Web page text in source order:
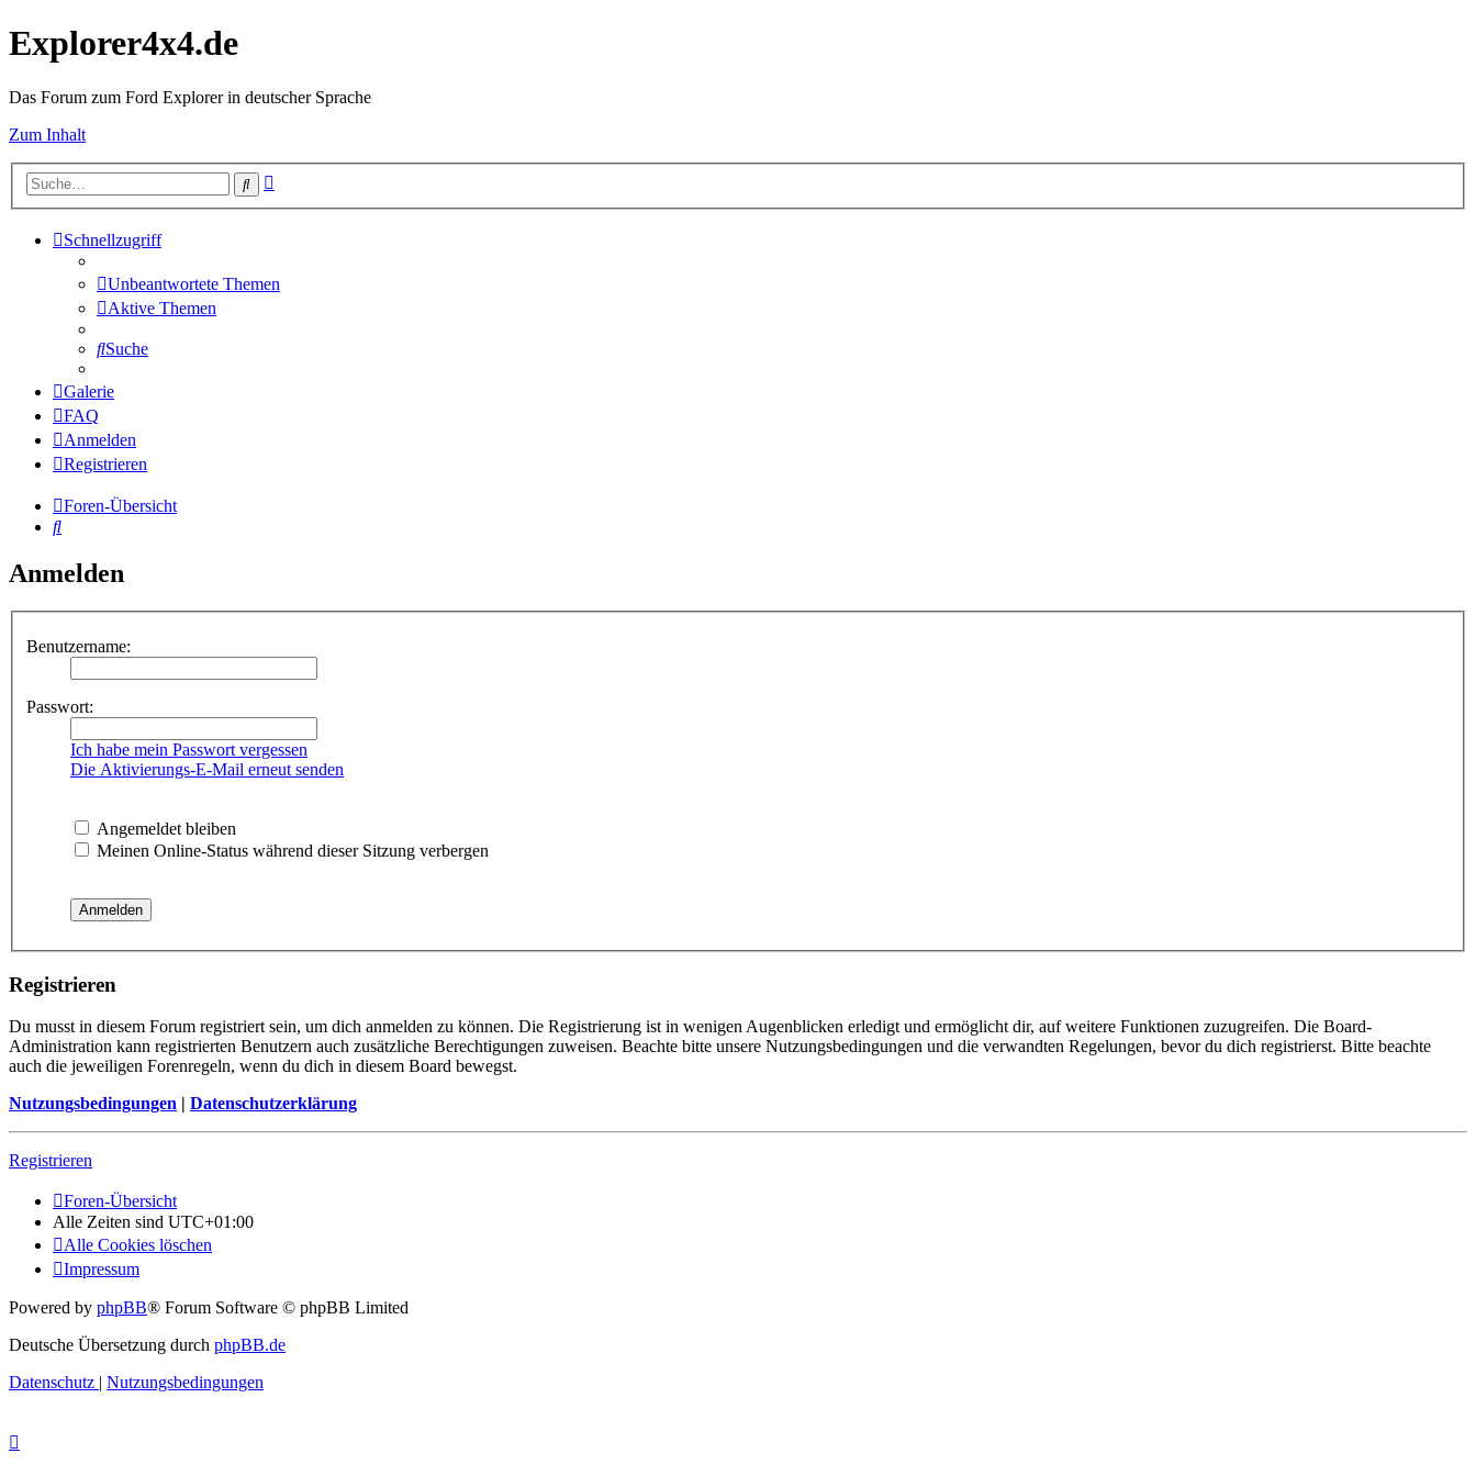
Explorer4x4.de
Das Forum zum Ford Explorer in deutscher Sprache
Zum Inhalt
Suche
Schnellzugriff
Unbeantwortete Themen
Aktive Themen
Suche
Galerie
FAQ
Anmelden
Registrieren
Foren-Übersicht
Suche
Anmelden
Benutzername:
Passwort:
Ich habe mein Passwort vergessen
Die Aktivierungs-E-Mail erneut senden
Angemeldet bleiben
Meinen Online-Status während dieser Sitzung verbergen
Registrieren
Du musst in diesem Forum registriert sein, um dich anmelden zu können. Die Registrierung ist in wenigen Augenblicken erledigt und ermöglicht dir, auf weitere Funktionen zuzugreifen. Die Board-
Administration kann registrierten Benutzern auch zusätzliche Berechtigungen zuweisen. Beachte bitte unsere Nutzungsbedingungen und die verwandten Regelungen, bevor du dich registrierst. Bitte beachte
auch die jeweiligen Forenregeln, wenn du dich in diesem Board bewegst.
Nutzungsbedingungen | Datenschutzerklärung
Registrieren
Foren-Übersicht
Alle Zeiten sind UTC+01:00
Alle Cookies löschen
Impressum
Powered by phpBB® Forum Software © phpBB Limited
Deutsche Übersetzung durch phpBB.de
Datenschutz | Nutzungsbedingungen